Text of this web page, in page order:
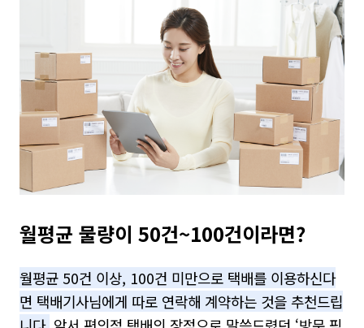
월평균 물량이 50건~100건이라면?
월평균 50건 이상, 100건 미만으로 택배를 이용하신다
면 택배기사님에게 따로 연락해 계약하는 것을 추천드립